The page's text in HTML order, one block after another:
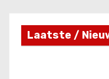
Laatste /